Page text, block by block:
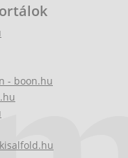
- boon.hu